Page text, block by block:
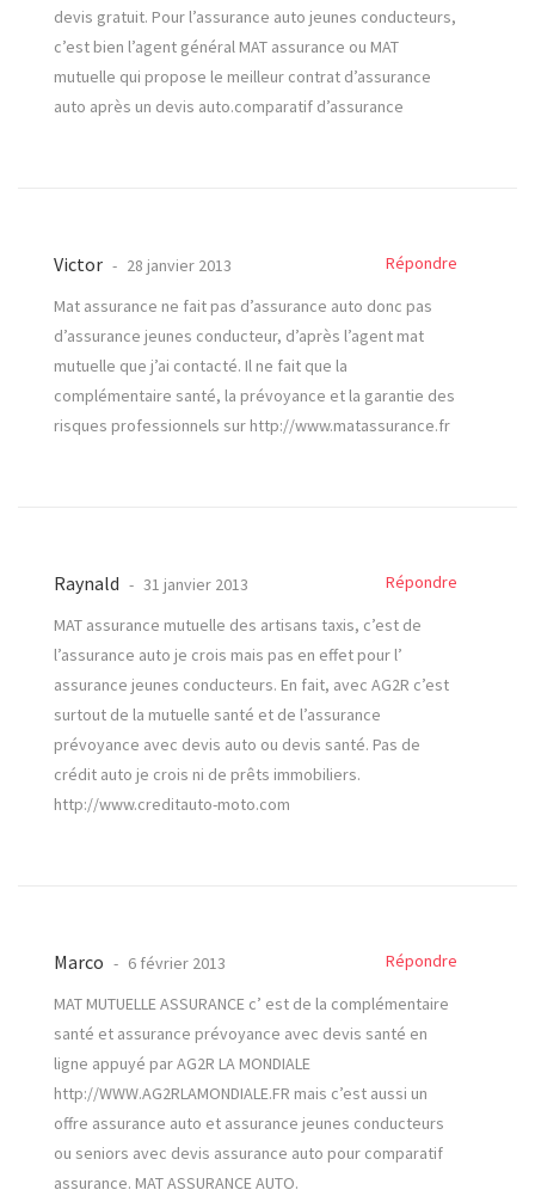
devis gratuit. Pour l’assurance auto jeunes conducteurs,
c’est bien l’agent général MAT assurance ou MAT
mutuelle qui propose le meilleur contrat d’assurance
auto après un devis auto.comparatif d’assurance
Victor 28 janvier 2013
Répondre
Mat assurance ne fait pas d’assurance auto donc pas
d’assurance jeunes conducteur, d’après l’agent mat
mutuelle que j’ai contacté. Il ne fait que la
complémentaire santé, la prévoyance et la garantie des
risques professionnels sur http://www.matassurance.fr
Raynald 31 janvier 2013
Répondre
MAT assurance mutuelle des artisans taxis, c’est de
l’assurance auto je crois mais pas en effet pour l’
assurance jeunes conducteurs. En fait, avec AG2R c’est
surtout de la mutuelle santé et de l’assurance
prévoyance avec devis auto ou devis santé. Pas de
crédit auto je crois ni de prêts immobiliers.
http://www.creditauto-moto.com
Marco 6 février 2013
Répondre
MAT MUTUELLE ASSURANCE c’ est de la complémentaire
santé et assurance prévoyance avec devis santé en
ligne appuyé par AG2R LA MONDIALE
http://WWW.AG2RLAMONDIALE.FR mais c’est aussi un
offre assurance auto et assurance jeunes conducteurs
ou seniors avec devis assurance auto pour comparatif
assurance. MAT ASSURANCE AUTO.